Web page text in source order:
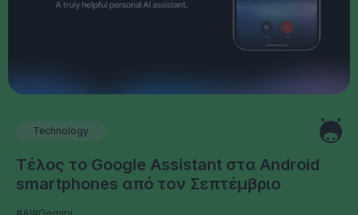
Technology
Τέλος το Google Assistant στα Android
smartphones από τον Σεπτέμβριο